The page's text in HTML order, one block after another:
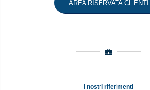
AREA RISERVATA CLIENTI
I nostri riferimenti